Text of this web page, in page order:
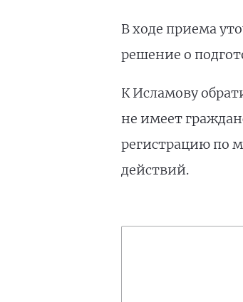
В ходе приема
решение о
К Исламову
не имеет
регистрацию по
действий.